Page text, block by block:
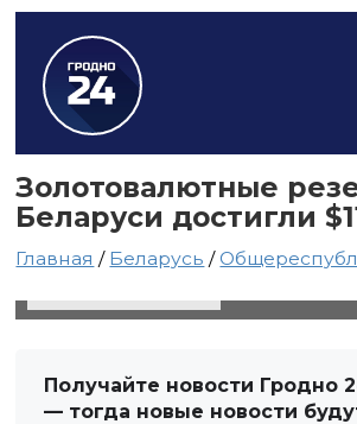
Золотовалютные
Беларуси достигли
Главная / Беларусь /
Получайте новости Гродно
— тогда новые новости